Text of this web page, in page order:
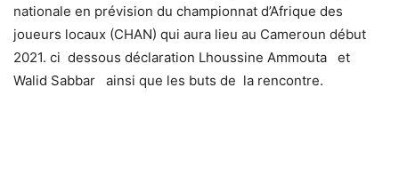
nationale en prévision du championnat d’Afrique des
joueurs locaux (CHAN) qui aura lieu au Cameroun début
2021. ci dessous déclaration Lhoussine Ammouta et
Walid Sabbar ainsi que les buts de la rencontre.